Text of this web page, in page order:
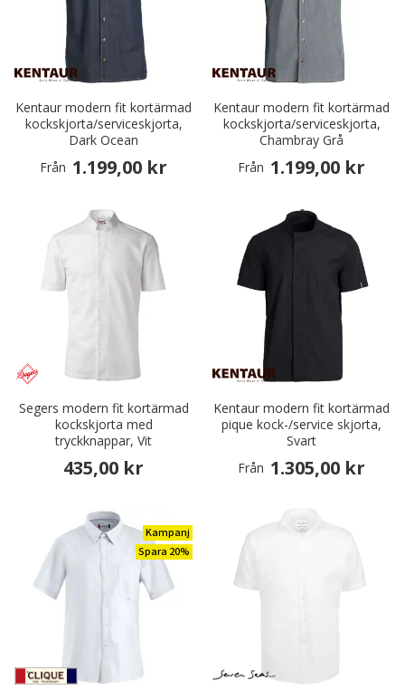
Kentaur modern fit kortärmad
kockskjorta/serviceskjorta,
Dark Ocean
Från 1.199,00 kr
Kentaur modern fit kortärmad
kockskjorta/serviceskjorta,
Chambray Grå
Från 1.199,00 kr
Segers modern fit kortärmad
kockskjorta med
tryckknappar, Vit
435,00 kr
Kentaur modern fit kortärmad
pique kock-/service skjorta,
Svart
Från 1.305,00 kr
Kampanj
Spara 20%